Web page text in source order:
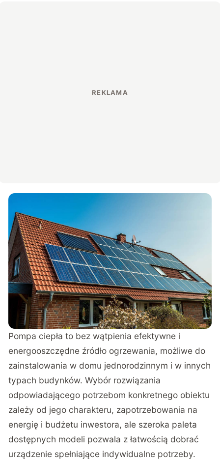
Pompa ciepła to bez wątpienia efektywne i
energooszczędne źródło ogrzewania, możliwe do
zainstalowania w domu jednorodzinnym i w innych
typach budynków. Wybór rozwiązania
odpowiadającego potrzebom konkretnego obiektu
zależy od jego charakteru, zapotrzebowania na
energię i budżetu inwestora, ale szeroka paleta
dostępnych modeli pozwala z łatwością dobrać
urządzenie spełniające indywidualne potrzeby.